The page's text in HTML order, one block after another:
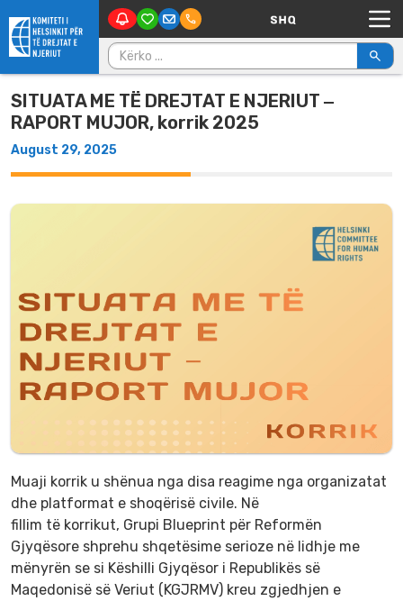
Skip to content Main Navigation
Kërko për:
SITUATA ME TË DREJTAT E NJERIUT ‒
RAPORT MUJOR, korrik 2025
August 29, 2025
Muaji korrik u shënua nga disa reagime nga organizatat
dhe platformat e shoqërisë civile. Në
fillim të korrikut, Grupi Blueprint për Reformën
Gjyqësore shprehu shqetësime serioze në lidhje me
mënyrën se si Këshilli Gjyqësor i Republikës së
Maqedonisë së Veriut (KGJRMV) kreu zgjedhjen e